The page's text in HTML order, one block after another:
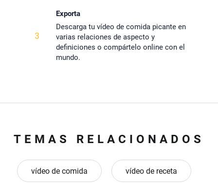
3
Exporta
Descarga tu vídeo de comida picante en
varias relaciones de aspecto y
definiciones o compártelo online con el
mundo.
TEMAS RELACIONADOS
vídeo de comida vídeo de receta